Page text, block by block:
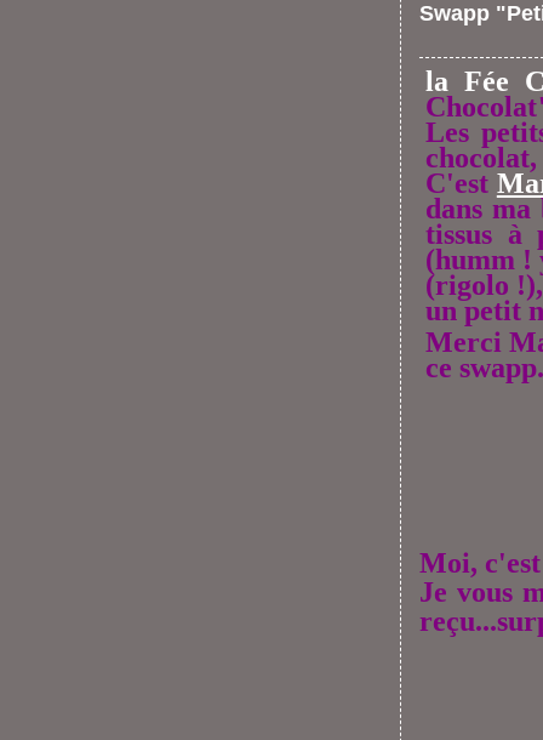
Swapp
la Fée
Les
C'est
dans
tissus à
(humm !
(rigolo
un petit
Merci
ce swapp.
Moi,
Je vous